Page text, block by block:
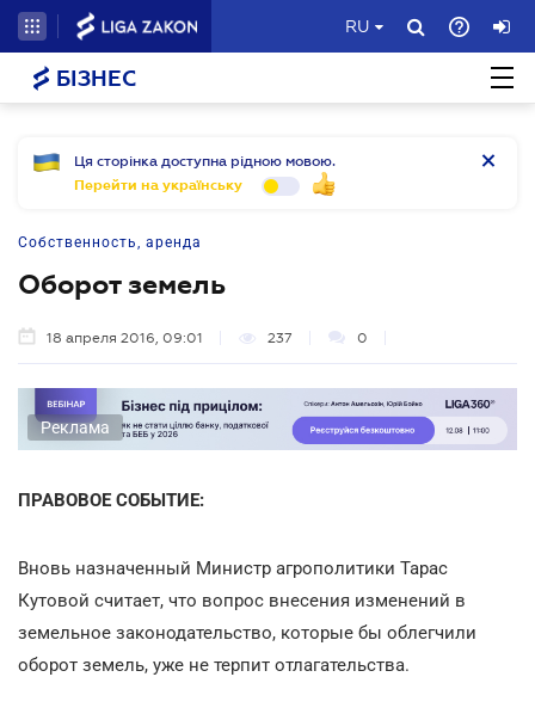
RU
БІЗНЕС
Ця сторінка доступна рідною мовою.
Перейти на українську
Собственность, аренда
Оборот земель
18 апреля 2016, 09:01 237 0
Реклама
ПРАВОВОЕ СОБЫТИЕ:
Вновь назначенный Министр агрополитики Тарас
Кутовой считает, что вопрос внесения изменений в
земельное законодательство, которые бы облегчили
оборот земель, уже не терпит отлагательства.